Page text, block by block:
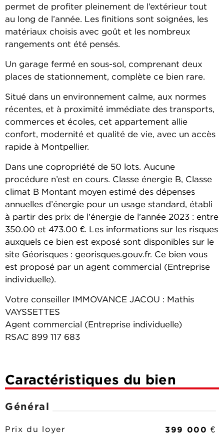
permet de profiter pleinement de l’extérieur tout
au long de l’année. Les finitions sont soignées, les
matériaux choisis avec goût et les nombreux
rangements ont été pensés.
Un garage fermé en sous-sol, comprenant deux
places de stationnement, complète ce bien rare.
Situé dans un environnement calme, aux normes
récentes, et à proximité immédiate des transports,
commerces et écoles, cet appartement allie
confort, modernité et qualité de vie, avec un accès
rapide à Montpellier.
Dans une copropriété de 50 lots. Aucune
procédure n’est en cours. Classe énergie B, Classe
climat B Montant moyen estimé des dépenses
annuelles d’énergie pour un usage standard, établi
à partir des prix de l’énergie de l’année 2023 : entre
350.00 et 473.00 €. Les informations sur les risques
auxquels ce bien est exposé sont disponibles sur le
site Géorisques : georisques.gouv.fr. Ce bien vous
est proposé par un agent commercial (Entreprise
individuelle).
Votre conseiller IMMOVANCE JACOU : Mathis
VAYSSETTES
Agent commercial (Entreprise individuelle)
RSAC 899 117 683
Caractéristiques du bien
Général
Prix du loyer 399 000 €